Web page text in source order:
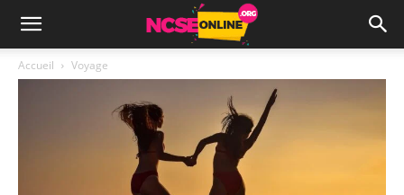
Accueil Voyage